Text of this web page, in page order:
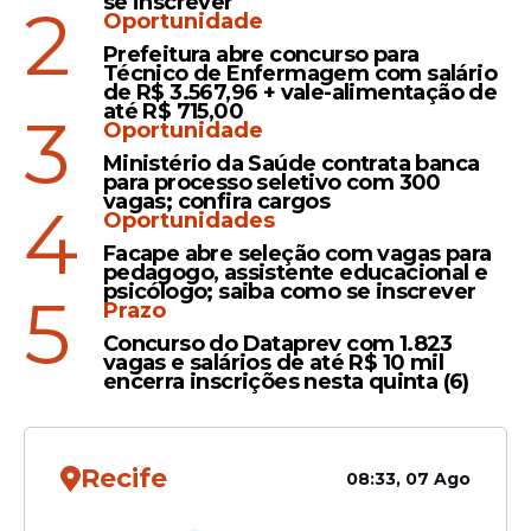
Automobilismo
Fórmula 1 2026: confira o
grid de largada e onde
assistir ao GP de Mônaco
ao vivo neste domingo (7)
Luto
piloto de fórmula 1 e
medalhista paralímpico,
2
Oportunidade
Prefeitura abre concurso para
Técnico de Enfermagem com salário
de R$ 3.567,96 + vale-alimentação de
até R$ 715,00
3
Oportunidade
Ministério da Saúde contrata banca
para processo seletivo com 300
vagas; confira cargos
4
Oportunidades
Facape abre seleção com vagas para
pedagogo, assistente educacional e
psicólogo; saiba como se inscrever
5
Prazo
Concurso do Dataprev com 1.823
vagas e salários de até R$ 10 mil
encerra inscrições nesta quinta (6)
Recife 08:33, 07 Ago